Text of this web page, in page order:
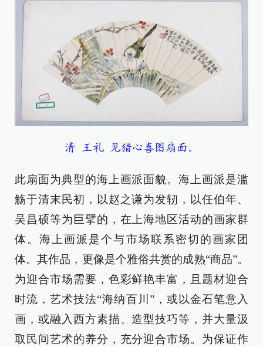
清 王礼 见猎心喜图扇面。
此扇面为典型的海上画派面貌。海上画派是滥
觞于清末民初，以赵之谦为发轫，以任伯年、
吴昌硕等为巨擘的，在上海地区活动的画家群
体。海上画派是个与市场联系密切的画家团
体。其作品，更像是个雅俗共赏的成熟“商品”。
为迎合市场需要，色彩鲜艳丰富，且题材迎合
时流，艺术技法“海纳百川”，或以金石笔意入
画，或融入西方素描、造型技巧等，并大量汲
取民间艺术的养分，充分迎合市场。为保证作